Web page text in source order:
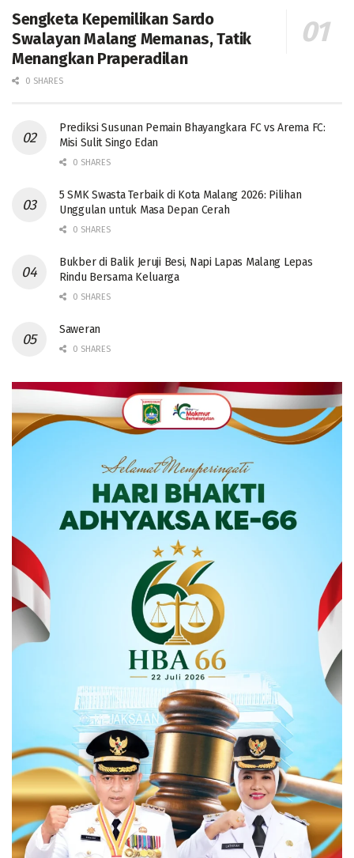
Sengketa Kepemilikan Sardo
Swalayan Malang Memanas, Tatik
Menangkan Praperadilan
0 SHARES
Prediksi Susunan Pemain Bhayangkara FC vs Arema FC:
Misi Sulit Singo Edan
0 SHARES
5 SMK Swasta Terbaik di Kota Malang 2026: Pilihan
Unggulan untuk Masa Depan Cerah
0 SHARES
Bukber di Balik Jeruji Besi, Napi Lapas Malang Lepas
Rindu Bersama Keluarga
0 SHARES
Saweran
0 SHARES